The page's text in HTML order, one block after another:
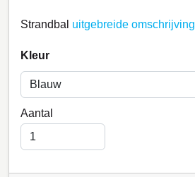
Strandbal uitgebreide omschrijving
Kleur
Aantal